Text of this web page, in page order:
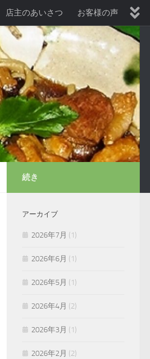
店主のあいさつ お客様の声
ラン 歓送迎会プラン
続き
アーカイブ
2026年7月 (1)
2026年6月 (1)
2026年5月 (1)
2026年4月 (2)
2026年3月 (1)
2026年2月 (2)